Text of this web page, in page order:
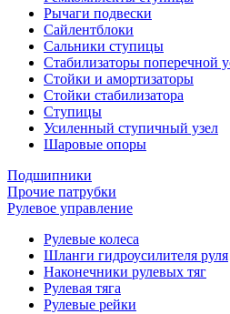
Рычаги подвески
Сайлентблоки
Сальники ступицы
Стабилизаторы поперечной
Стойки и амортизаторы
Стойки стабилизатора
Ступицы
Усиленный ступичный узел
Шаровые опоры
Подшипники
Прочие патрубки
Рулевое управление
Рулевые колеса
Шланги гидроусилителя руля
Наконечники рулевых тяг
Рулевая тяга
Рулевые рейки